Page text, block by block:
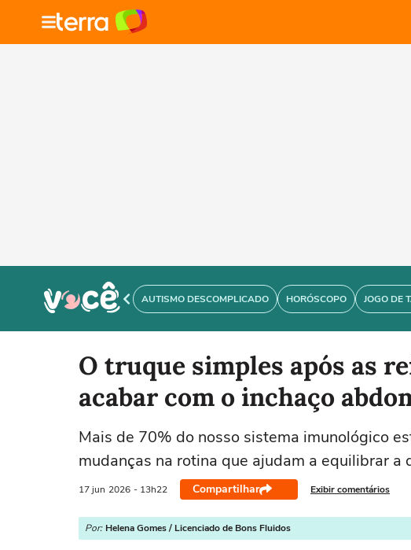
AUTISMO DESCOMPLICADO HORÓSCOPO JOGO DE
O truque simples após as
acabar com o inchaço
Mais de 70% do nosso sistema imunológico
mudanças na rotina que ajudam a equilibrar
17 jun 2026 - 13h22 Compartilhar Exibir comentários
Por: Helena Gomes / Licenciado de Bons Fluidos